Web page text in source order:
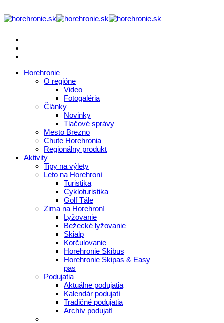
Horehronie
O regióne
Video
Fotogaléria
Články
Novinky
Tlačové správy
Mesto Brezno
Chute Horehronia
Regionálny produkt
Aktivity
Tipy na výlety
Leto na Horehroní
Turistika
Cykloturistika
Golf Tále
Zima na Horehroní
Lyžovanie
Bežecké lyžovanie
Skialp
Korčulovanie
Horehronie Skibus
Horehronie Skipas & Easy
pas
Podujatia
Aktuálne podujatia
Kalendár podujatí
Tradičné podujatia
Archív podujatí